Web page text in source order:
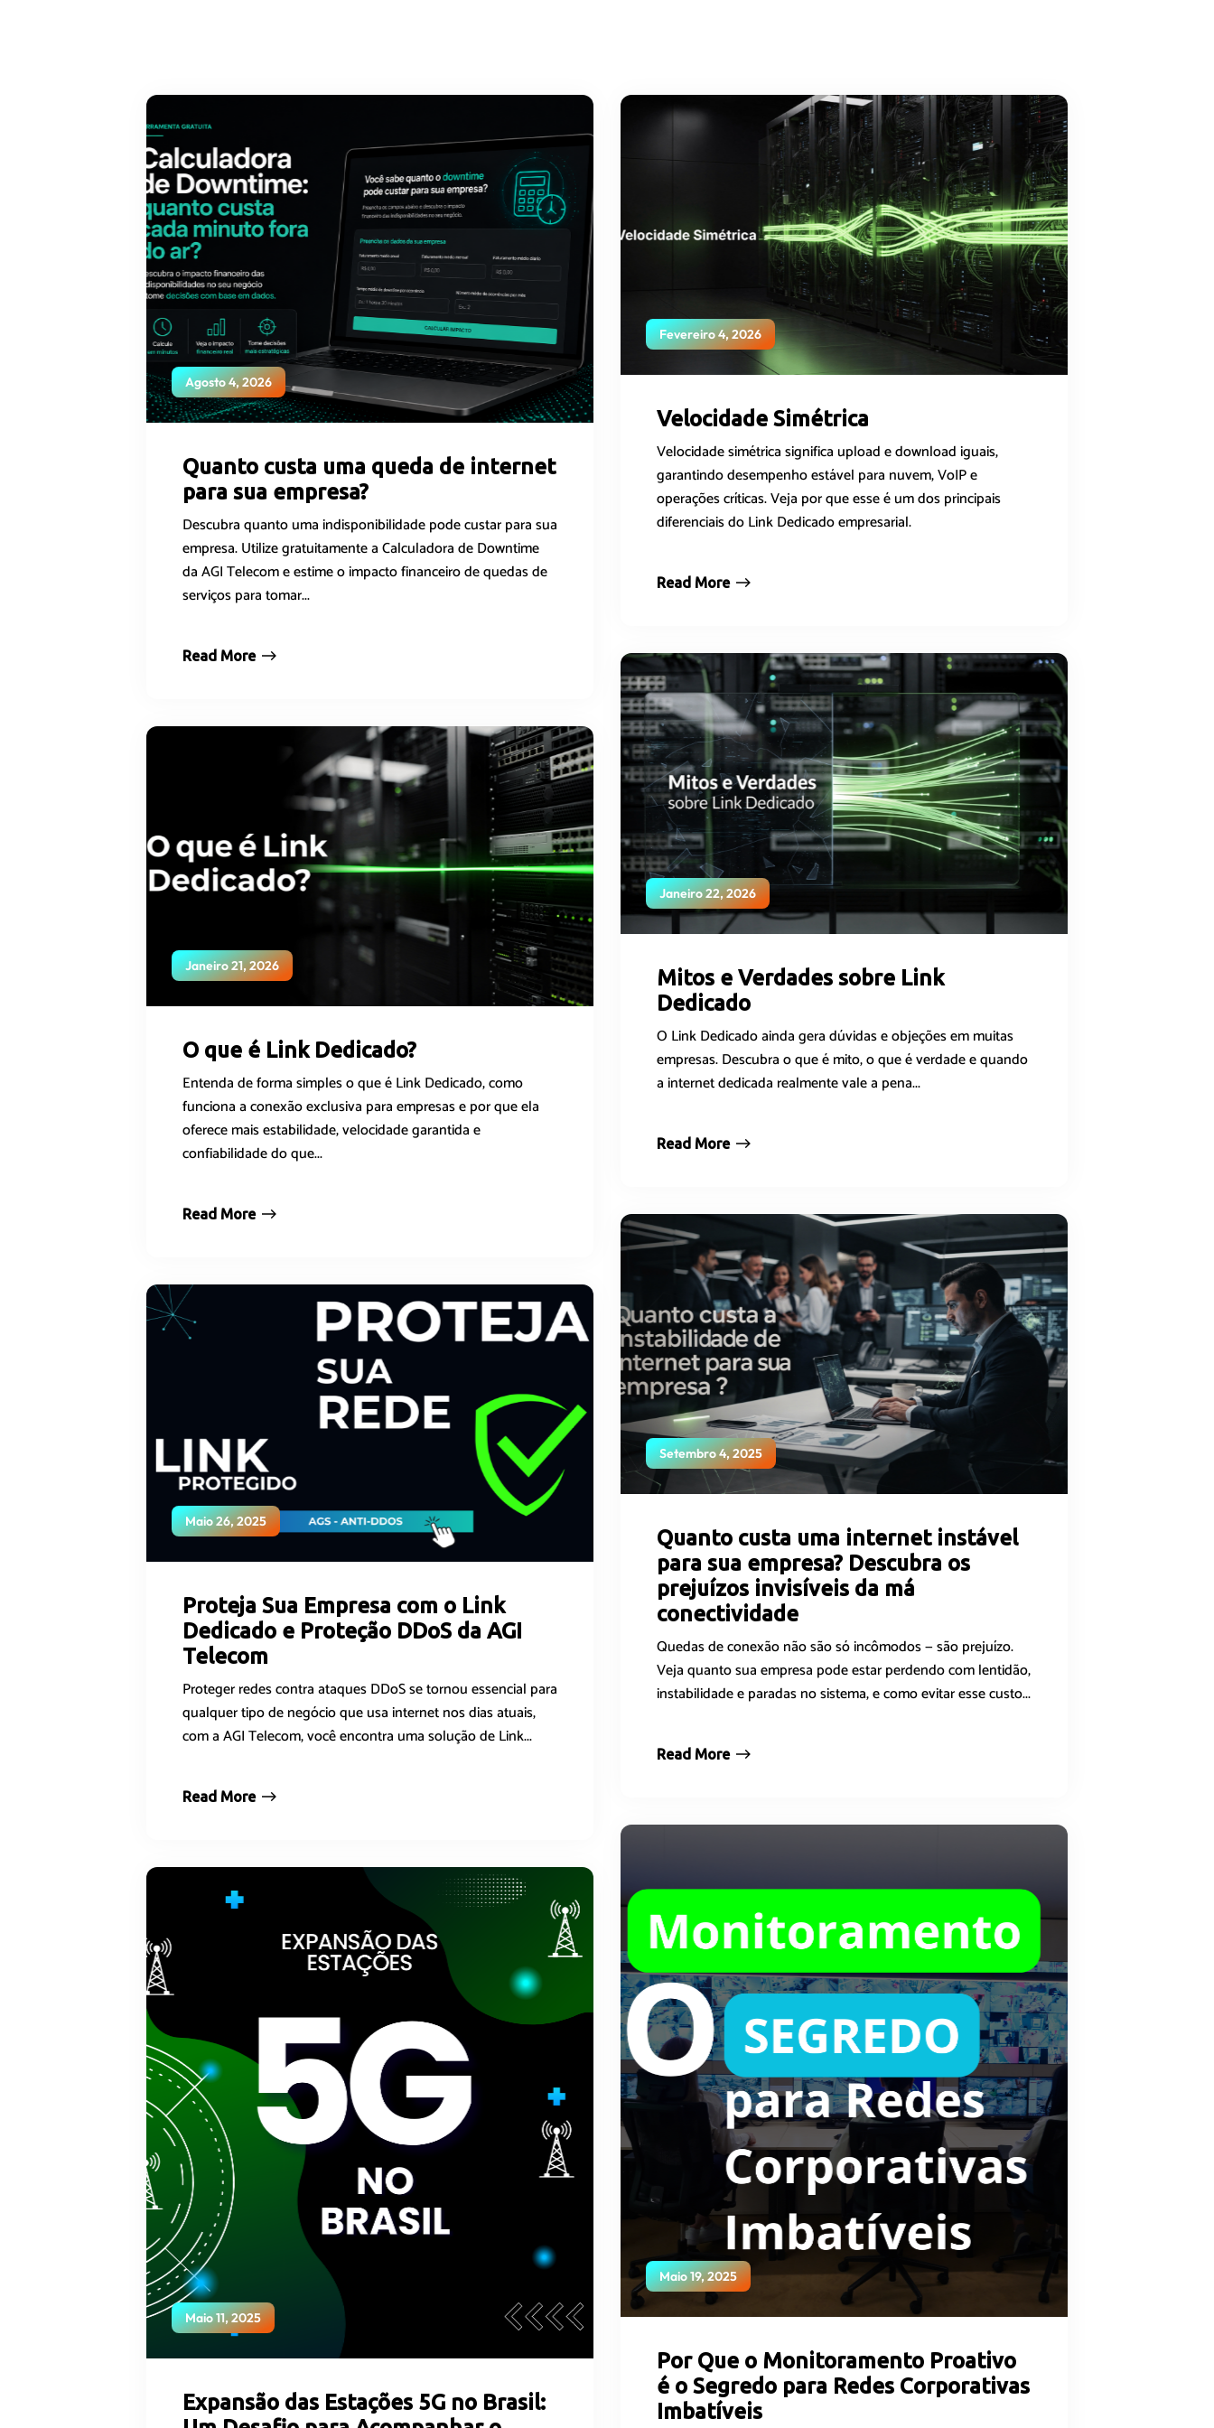
Agosto 4, 2026
Quanto custa uma queda de internet
para sua empresa?
Descubra quanto uma indisponibilidade pode custar para sua
empresa. Utilize gratuitamente a Calculadora de Downtime
da AGI Telecom e estime o impacto financeiro de quedas de
serviços para tomar...
Read More
Fevereiro 4, 2026
Velocidade Simétrica
Velocidade simétrica significa upload e download iguais,
garantindo desempenho estável para nuvem, VoIP e
operações críticas. Veja por que esse é um dos principais
diferenciais do Link Dedicado empresarial.
Read More
Janeiro 22, 2026
Mitos e Verdades sobre Link
Dedicado
O Link Dedicado ainda gera dúvidas e objeções em muitas
empresas. Descubra o que é mito, o que é verdade e quando
a internet dedicada realmente vale a pena...
Read More
Janeiro 21, 2026
O que é Link Dedicado?
Entenda de forma simples o que é Link Dedicado, como
funciona a conexão exclusiva para empresas e por que ela
oferece mais estabilidade, velocidade garantida e
confiabilidade do que...
Read More
Setembro 4, 2025
Quanto custa uma internet instável
para sua empresa? Descubra os
prejuízos invisíveis da má
conectividade
Quedas de conexão não são só incômodos — são prejuízo.
Veja quanto sua empresa pode estar perdendo com lentidão,
instabilidade e paradas no sistema, e como evitar esse custo...
Read More
Maio 26, 2025
Proteja Sua Empresa com o Link
Dedicado e Proteção DDoS da AGI
Telecom
Proteger redes contra ataques DDoS se tornou essencial para
qualquer tipo de negócio que usa internet nos dias atuais,
com a AGI Telecom, você encontra uma solução de Link...
Read More
Maio 19, 2025
Por Que o Monitoramento Proativo
é o Segredo para Redes Corporativas
Imbatíveis
Maio 11, 2025
Expansão das Estações 5G no Brasil: